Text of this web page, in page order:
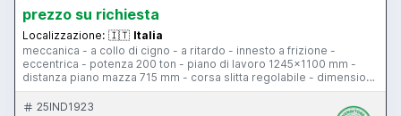
prezzo su richiesta
Localizzazione: 🇮🇹 Italia
meccanica - a collo di cigno - a ritardo - innesto a frizione -
eccentrica - potenza 200 ton - piano di lavoro 1245x1100 mm -
distanza piano mazza 715 mm - corsa slitta regolabile - dimensioni
mazza 1250x950 mm - regolazione mazza motorizzata - peso 26
ton - inclinazione idraulica
25IND1923